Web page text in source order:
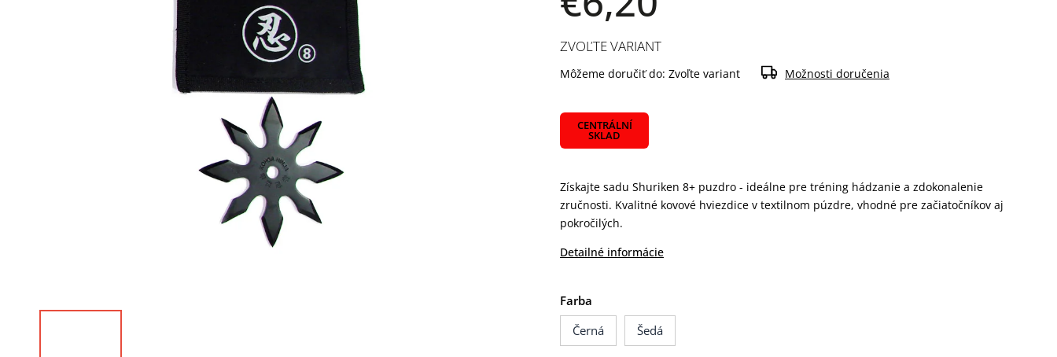
CENTRÁLNÍ
SKLAD
Získajte sadu Shuriken 8+ puzdro - ideálne pre tréning hádzanie a zdokonalenie
zručnosti. Kvalitné kovové hviezdice v textilnom púzdre, vhodné pre začiatočníkov aj
pokročilých.
Detailné informácie
Farba
Černá
Šedá
ZVOĽTE VARIANT
Môžeme doručiť do: Zvoľte variant Možnosti doručenia